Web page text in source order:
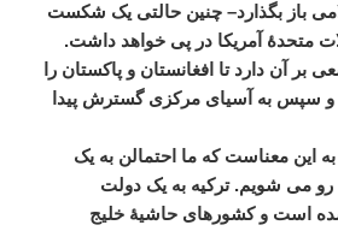
باز بگذارد–چنین حالتی یک شکست
متحدۀ آمریکا در پی خواهد داشت.
بر آن دارد تا افغانستان و پاکستان را
و سپس به آسیای مرکزی گسترش پیدا
به این معناست که ما احتمالن به یک
رو می شویم.ترکیه به یک دولت
است و کشورهای حاشیۀ خلیج